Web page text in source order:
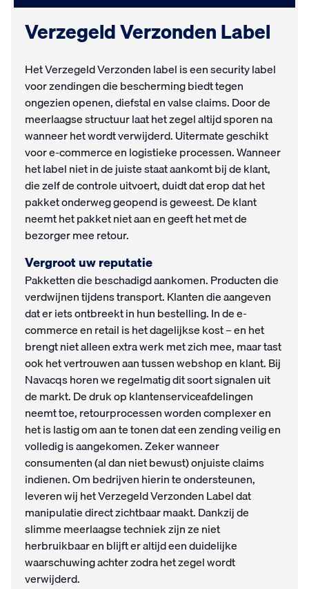
Verzegeld Verzonden Label
Het Verzegeld Verzonden label is een security label
voor zendingen die bescherming biedt tegen
ongezien openen, diefstal en valse claims. Door de
meerlaagse structuur laat het zegel altijd sporen na
wanneer het wordt verwijderd. Uitermate geschikt
voor e-commerce en logistieke processen. Wanneer
het label niet in de juiste staat aankomt bij de klant,
die zelf de controle uitvoert, duidt dat erop dat het
pakket onderweg geopend is geweest. De klant
neemt het pakket niet aan en geeft het met de
bezorger mee retour.
Vergroot uw reputatie
Pakketten die beschadigd aankomen. Producten die
verdwijnen tijdens transport. Klanten die aangeven
dat er iets ontbreekt in hun bestelling. In de e-
commerce en retail is het dagelijkse kost – en het
brengt niet alleen extra werk met zich mee, maar tast
ook het vertrouwen aan tussen webshop en klant. Bij
Navacqs horen we regelmatig dit soort signalen uit
de markt. De druk op klantenserviceafdelingen
neemt toe, retourprocessen worden complexer en
het is lastig om aan te tonen dat een zending veilig en
volledig is aangekomen. Zeker wanneer
consumenten (al dan niet bewust) onjuiste claims
indienen. Om bedrijven hierin te ondersteunen,
leveren wij het Verzegeld Verzonden Label dat
manipulatie direct zichtbaar maakt. Dankzij de
slimme meerlaagse techniek zijn ze niet
herbruikbaar en blijft er altijd een duidelijke
waarschuwing achter zodra het zegel wordt
verwijderd.